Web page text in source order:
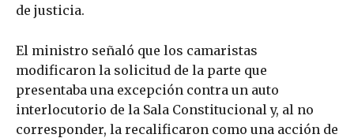
de justicia.
El ministro señaló que los camaristas
modificaron la solicitud de la parte que
presentaba una excepción contra un auto
interlocutorio de la Sala Constitucional y, al no
corresponder, la recalificaron como una acción de